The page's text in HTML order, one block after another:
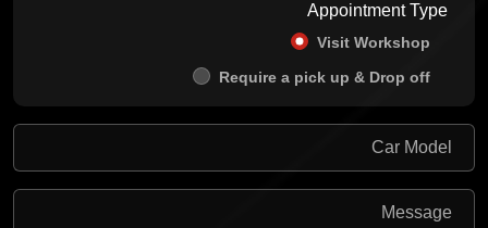
Appointment Type
Visit Workshop
Require a pick up & Drop off